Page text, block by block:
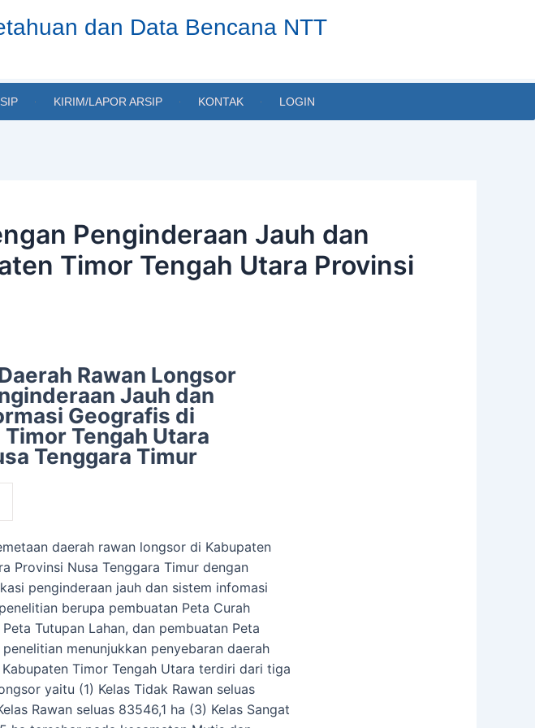
dan Data Bencana NTT
KIRIM/LAPOR ARSIP KONTAK LOGIN
Penginderaan Jauh dan
Timor Tengah Utara Provinsi
Rawan Longsor
Jauh dan
Geografis di
Tengah Utara
Tenggara Timur
daerah rawan longsor di Kabupaten
Provinsi Nusa Tenggara Timur dengan
penginderaan jauh dan sistem infomasi
berupa pembuatan Peta Curah
Tutupan Lahan, dan pembuatan Peta
penelitian menunjukkan penyebaran daerah
Timor Tengah Utara terdiri dari tiga
yaitu (1) Kelas Tidak Rawan seluas
Rawan seluas 83546,1 ha (3) Kelas Sangat